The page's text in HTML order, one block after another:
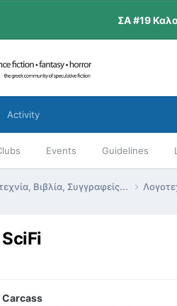
ΣΑ #19
Events Guidelines
Activity
Βιβλία, Συγγραφείς...
Carcass